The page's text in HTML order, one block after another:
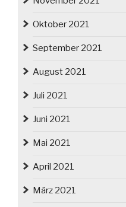
Oktober 2021
September 2021
August 2021
Juli 2021
Juni 2021
Mai 2021
April 2021
März 2021